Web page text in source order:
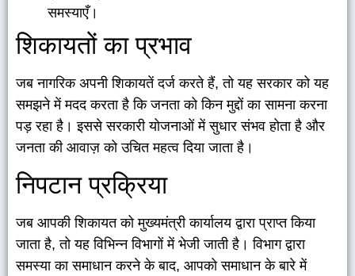
समस्याएँ।
शिकायतों का प्रभाव
जब नागरिक अपनी शिकायतें दर्ज करते हैं, तो यह सरकार को यह
समझने में मदद करता है कि जनता को किन मुद्दों का सामना करना
पड़ रहा है। इससे सरकारी योजनाओं में सुधार संभव होता है और
जनता की आवाज़ को उचित महत्व दिया जाता है।
निपटान प्रक्रिया
जब आपकी शिकायत को मुख्यमंत्री कार्यालय द्वारा प्राप्त किया
जाता है, तो यह विभिन्न विभागों में भेजी जाती है। विभाग द्वारा
समस्या का समाधान करने के बाद, आपको समाधान के बारे में